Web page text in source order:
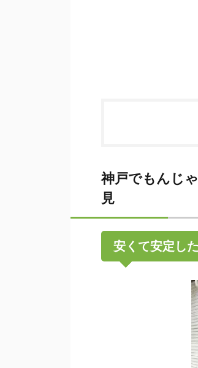
神戸でもんじ
見
安くて安定し